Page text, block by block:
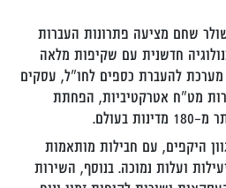
שחם מציעה פתרונות העברות
חדשנית עם שקיפות מלאה
להעברת כספים לחו"ל, עסקים
מט"ח אטרקטיביות, הפחתת
בעולם.
היקפים, עם חבילות מותאמות
ועלות נמוכה. בנוסף, השירות